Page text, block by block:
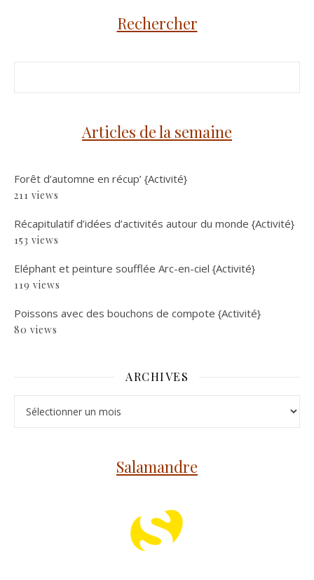
Rechercher
Articles de la semaine
Forêt d’automne en récup’ {Activité}
211 views
Récapitulatif d’idées d’activités autour du monde {Activité}
153 views
Eléphant et peinture soufflée Arc-en-ciel {Activité}
119 views
Poissons avec des bouchons de compote {Activité}
80 views
ARCHIVES
Salamandre